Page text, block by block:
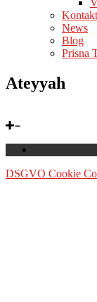
Kontakt
News
Blog
Prisna
Ateyyah
DSGVO Cookie